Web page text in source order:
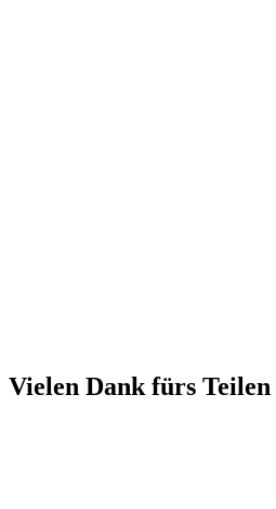
Vielen Dank fürs Teilen